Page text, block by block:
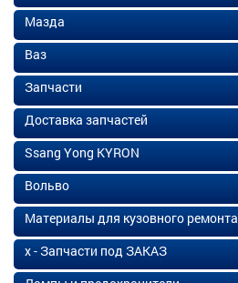
Мазда
Ваз
Запчасти
Доставка запчастей
Ssang Yong KYRON
Вольво
Материалы для кузовного ремонта
х - Запчасти под ЗАКАЗ